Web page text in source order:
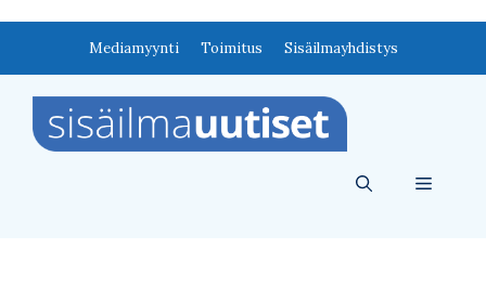
Mediamyynti Toimitus Sisäilmayhdistys
Valikko